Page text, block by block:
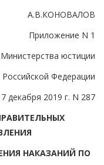
А.В.КОНОВАЛОВ
Приложение N 1
Министерства юстиции
Российской Федерации
декабря 2019 г. N 287
НАКАЗАНИЙ ПО